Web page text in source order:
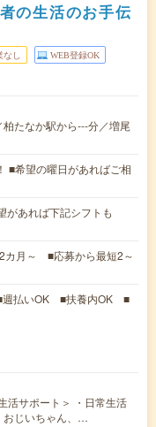
の生活のお手伝
なし WEB登録OK
たなか駅から---分／増尾
■希望の曜日があればご相
があれば下記シフトも
カ月～ ■応募から最短2～
週払いOK ■扶養内OK ■
活サポート＞ ・日常生活
おじいちゃん、…